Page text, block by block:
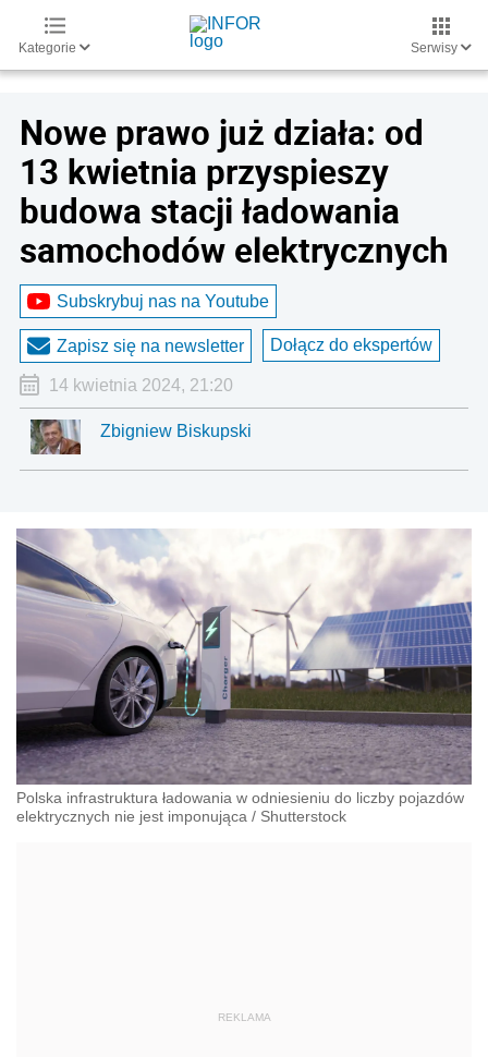
Kategorie Serwisy
Nowe prawo już działa: od
13 kwietnia przyspieszy
budowa stacji ładowania
samochodów elektrycznych
Subskrybuj nas na Youtube
Zapisz się na newsletter Dołącz do ekspertów
14 kwietnia 2024, 21:20
Zbigniew Biskupski
Polska infrastruktura ładowania w odniesieniu do liczby pojazdów
elektrycznych nie jest imponująca / Shutterstock